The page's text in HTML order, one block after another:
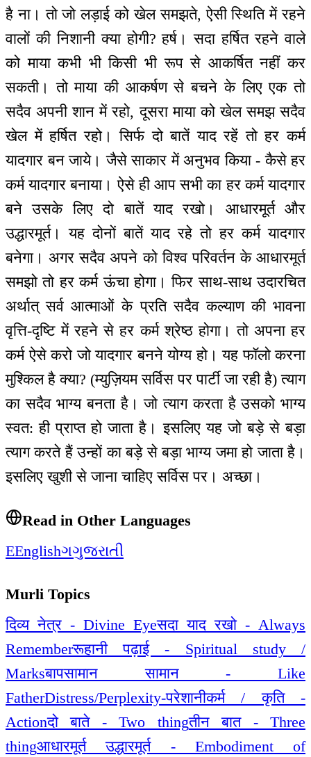
है ना। तो जो लड़ाई को खेल समझते, ऐसी स्थिति में रहने
वालों की निशानी क्या होगी? हर्ष। सदा हर्षित रहने वाले
को माया कभी भी किसी भी रूप से आकर्षित नहीं कर
सकती। तो माया की आकर्षण से बचने के लिए एक तो
सदैव अपनी शान में रहो, दूसरा माया को खेल समझ सदैव
खेल में हर्षित रहो। सिर्फ दो बातें याद रहें तो हर कर्म
यादगार बन जाये। जैसे साकार में अनुभव किया - कैसे हर
कर्म यादगार बनाया। ऐसे ही आप सभी का हर कर्म यादगार
बने उसके लिए दो बातें याद रखो। आधारमूर्त और
उद्धारमूर्त। यह दोनों बातें याद रहे तो हर कर्म यादगार
बनेगा। अगर सदैव अपने को विश्व परिवर्तन के आधारमूर्त
समझो तो हर कर्म ऊंचा होगा। फिर साथ-साथ उदारचित
अर्थात् सर्व आत्माओं के प्रति सदैव कल्याण की भावना
वृत्ति-दृष्टि में रहने से हर कर्म श्रेष्ठ होगा। तो अपना हर
कर्म ऐसे करो जो यादगार बनने योग्य हो। यह फॉलो करना
मुश्किल है क्या? (म्युज़ियम सर्विस पर पार्टी जा रही है) त्याग
का सदैव भाग्य बनता है। जो त्याग करता है उसको भाग्य
स्वत: ही प्राप्त हो जाता है। इसलिए यह जो बड़े से बड़ा
त्याग करते हैं उन्हों का बड़े से बड़ा भाग्य जमा हो जाता है।
इसलिए खुशी से जाना चाहिए सर्विस पर। अच्छा।
Read in Other Languages
EEnglishગગુજરાતી
Murli Topics
दिव्य नेत्र - Divine Eyeसदा याद रखो - Always
Rememberरूहानी पढ़ाई - Spiritual study /
Marksबापसामान सामान - Like
FatherDistress/Perplexity-परेशानीकर्म / कृति -
Actionदो बाते - Two thingतीन बात - Three
thingआधारमूर्त उद्धारमूर्त - Embodiment of